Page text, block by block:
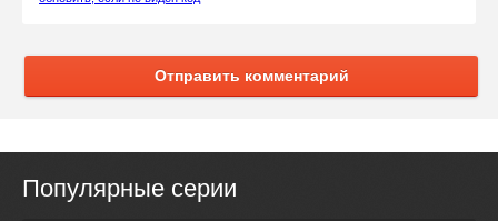
Отправить комментарий
Популярные серии